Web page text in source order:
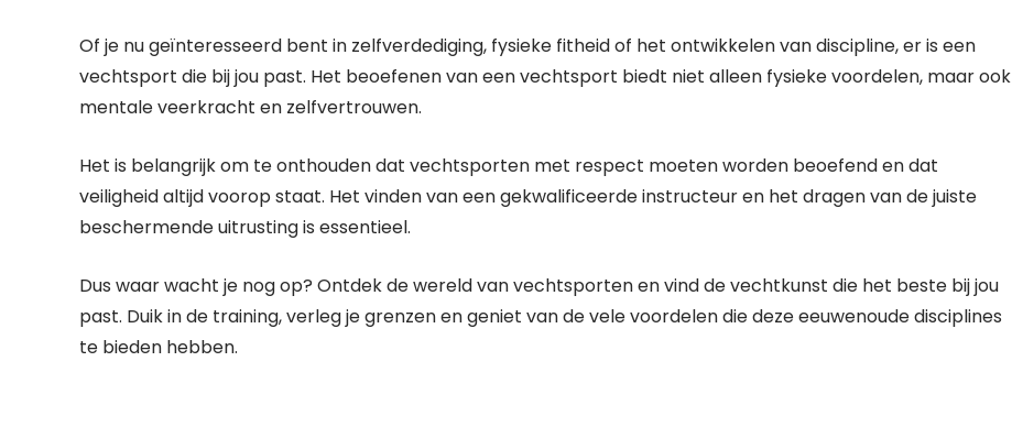
Of je nu geïnteresseerd bent in zelfverdediging, fysieke fitheid of het ontwikkelen van discipline, er is een
vechtsport die bij jou past. Het beoefenen van een vechtsport biedt niet alleen fysieke voordelen, maar ook
mentale veerkracht en zelfvertrouwen.
Het is belangrijk om te onthouden dat vechtsporten met respect moeten worden beoefend en dat
veiligheid altijd voorop staat. Het vinden van een gekwalificeerde instructeur en het dragen van de juiste
beschermende uitrusting is essentieel.
Dus waar wacht je nog op? Ontdek de wereld van vechtsporten en vind de vechtkunst die het beste bij jou
past. Duik in de training, verleg je grenzen en geniet van de vele voordelen die deze eeuwenoude disciplines
te bieden hebben.